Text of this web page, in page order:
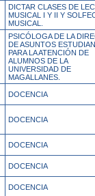
DICTAR CLASES DE
MUSICAL I Y II Y
MUSICAL.
PSICÓLOGA DE LA
DE ASUNTOS
PARA LA ATENCIÓN DE
ALUMNOS DE LA
UNIVERSIDAD DE
MAGALLANES.
DOCENCIA
DOCENCIA
DOCENCIA
DOCENCIA
DOCENCIA